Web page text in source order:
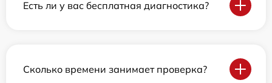
Есть ли у вас бесплатная диагностика?
Сколько времени занимает проверка?